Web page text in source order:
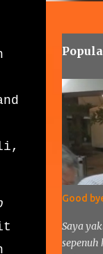
Good
Saya